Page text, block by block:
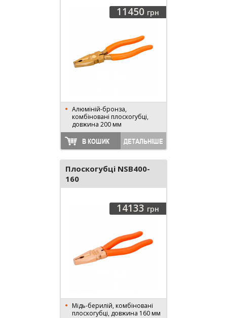
11450 грн
Алюміній-бронза,
комбіновані плоскогубці,
довжина 200 мм
В КОШИК ДЕТАЛЬНІШЕ
Плоскогубці NSB400-
160
14133 грн
Мідь-берилій, комбіновані
плоскогубці, довжина 160 мм